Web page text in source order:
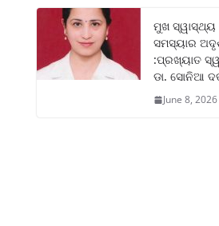
ମୁଖ ସ୍ୱାସ୍ଥ୍ୟ
ସମସ୍ୟାର
:ପ୍ରଖ୍ୟାତ
ଡା. ସୋନିଆ
June 8, 2026